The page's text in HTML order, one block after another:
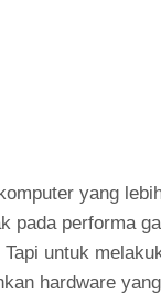
yang
pada performa
untuk
hardware